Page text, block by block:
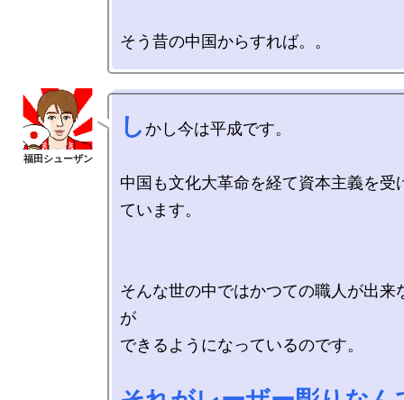
しかし今は平成です。
中国も文化大革命を経て資本主義を受
ています。
そんな世の中ではかつての職人が出来
が
できるようになっているのです。